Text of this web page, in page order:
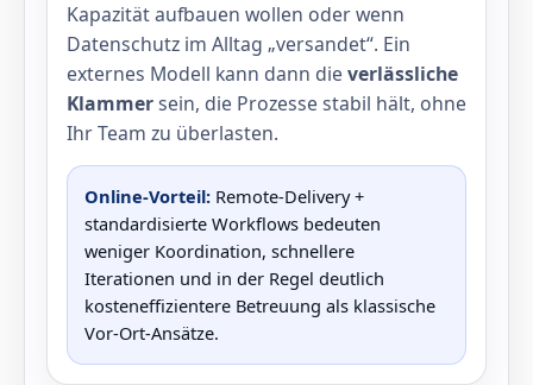
Kapazität aufbauen wollen oder wenn
Datenschutz im Alltag „versandet“. Ein
externes Modell kann dann die verlässliche
Klammersein, die Prozesse stabil hält, ohne
Ihr Team zu überlasten.
Online‑Vorteil: Remote‑Delivery +
standardisierte Workflows bedeuten
weniger Koordination, schnellere
Iterationen und in der Regel deutlich
kosteneffizientere Betreuung als klassische
Vor‑Ort‑Ansätze.